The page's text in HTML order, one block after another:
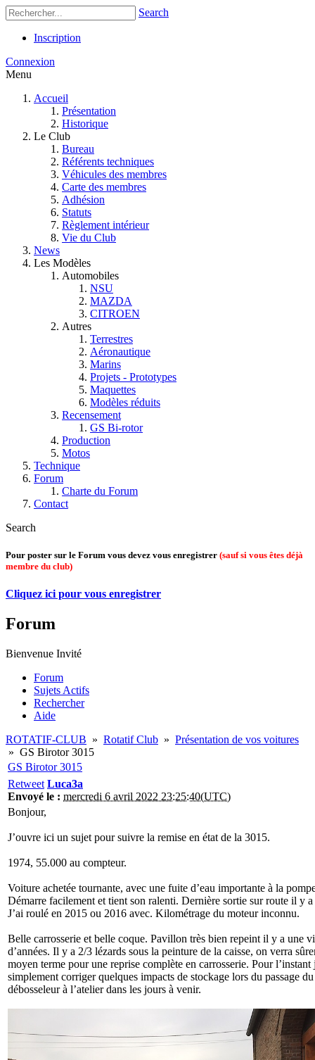
Search
Inscription
Connexion
Menu
Accueil
Présentation
Historique
Le Club
Bureau
Référents techniques
Véhicules des membres
Carte des membres
Adhésion
Statuts
Règlement intérieur
Vie du Club
News
Les Modèles
Automobiles
NSU
MAZDA
CITROEN
Autres
Terrestres
Aéronautique
Marins
Projets - Prototypes
Maquettes
Modèles réduits
Recensement
GS Bi-rotor
Production
Motos
Technique
Forum
Charte du Forum
Contact
Search
Pour poster sur le Forum vous devez vous enregistrer (sauf si vous êtes déjà
membre du club)
Cliquez ici pour vous enregistrer
Forum
Bienvenue Invité
Forum
Sujets Actifs
Rechercher
Aide
ROTATIF-CLUB » Rotatif Club » Présentation de vos voitures
» GS Birotor 3015
GS Birotor 3015
Retweet Luca3a
Envoyé le : mercredi 6 avril 2022 23:25:40(UTC)
Bonjour,
J’ouvre ici un sujet pour suivre la remise en état de la 3015.
1974, 55.000 au compteur.
Voiture achetée tournante, avec une fuite d’eau importante à la
Démarre facilement et tient son ralenti. Dernière sortie sur route il y a
J’ai roulé en 2015 ou 2016 avec. Kilométrage du moteur inconnu.
Belle carrosserie et belle coque. Pavillon très bien repeint il y a une
d’années. Il y a 2/3 lézards sous la peinture de la caisse, on verra
moyen terme pour une reprise complète en carrosserie. Pour l’instant
simplement corriger quelques impacts de stockage lors du passage du
débosseleur à l’atelier dans les jours à venir.